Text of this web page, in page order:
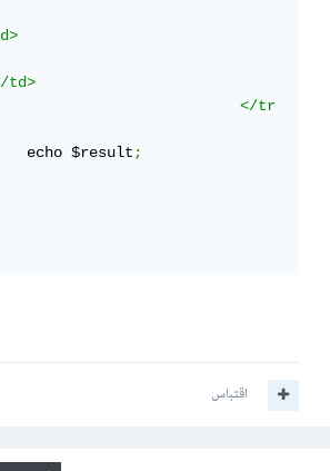
td>
</tr
		echo $result
;
اقتباس